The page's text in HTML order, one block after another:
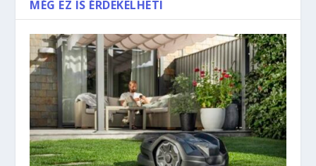
MÉG EZ IS ÉRDEKELHETI